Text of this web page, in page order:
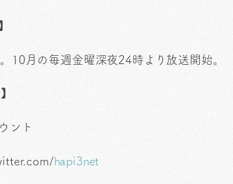
10月の毎週金曜深夜24時より放送開始。
ント
hapi3net